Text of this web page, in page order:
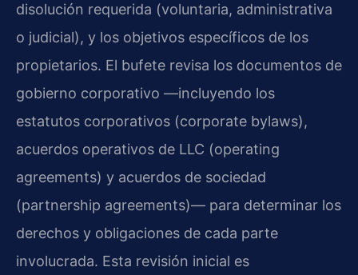
disolución requerida (voluntaria, administrativa
o judicial), y los objetivos específicos de los
propietarios. El bufete revisa los documentos de
gobierno corporativo —incluyendo los
estatutos corporativos (corporate bylaws),
acuerdos operativos de LLC (operating
agreements) y acuerdos de sociedad
(partnership agreements)— para determinar los
derechos y obligaciones de cada parte
involucrada. Esta revisión inicial es